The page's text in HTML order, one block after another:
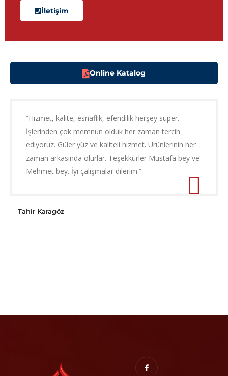
İletişim
Online Katalog
“Hizmet, kalite, esnaflık, efendilik herşey süper.
İşlerinden çok memnun olduk her zaman tercih
ediyoruz. Güler yüz ve kaliteli hizmet. Ürünlerinin her
zaman arkasında olurlar. Teşekkürler Mustafa bey ve
Mehmet bey. İyi çalışmalar dilerim.”
Tahir Karagöz